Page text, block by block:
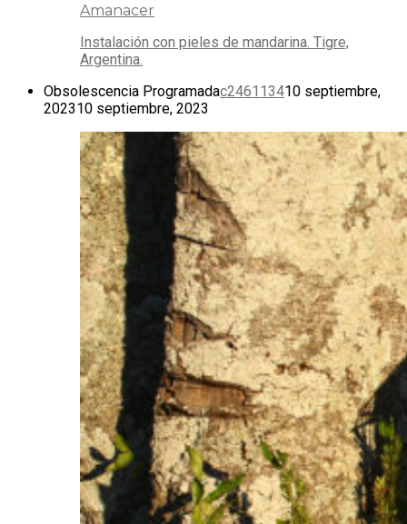
Amanacer
Instalación con pieles de mandarina. Tigre,
Argentina.
Obsolescencia Programadac246113410 septiembre,
202310 septiembre, 2023